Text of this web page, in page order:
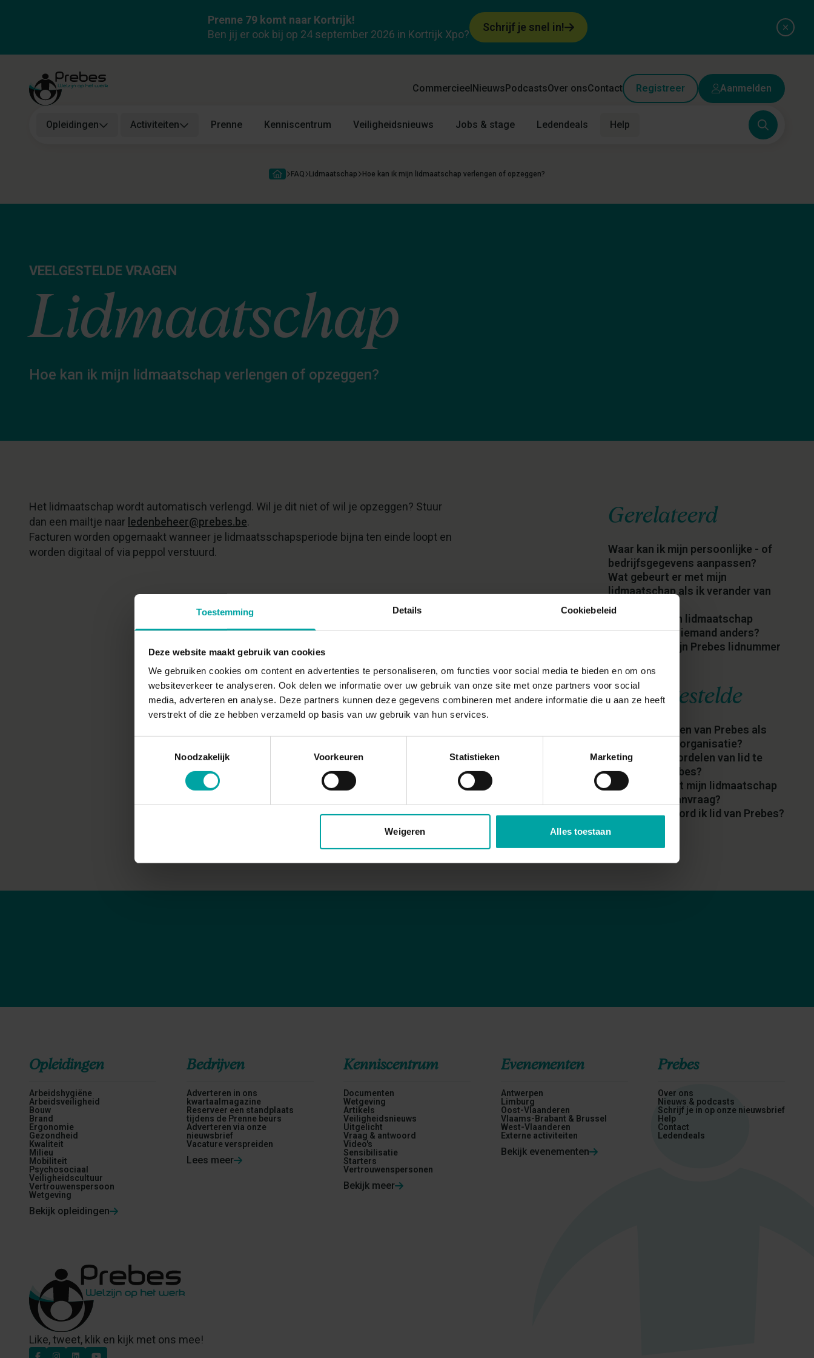
Toestemming Details Cookiebeleid
Deze website maakt gebruik van cookies
We gebruiken cookies om content en advertenties te personaliseren, om functies voor social media te bieden en om ons
websiteverkeer te analyseren. Ook delen we informatie over uw gebruik van onze site met onze partners voor social
media, adverteren en analyse. Deze partners kunnen deze gegevens combineren met andere informatie die u aan ze heeft
verstrekt of die ze hebben verzameld op basis van uw gebruik van hun services.
Noodzakelijk
Voorkeuren Statistieken Marketing
Weigeren Alles toestaan
Prenne 79 komt naar Kortrijk!
Ben jij er ook bij op 24 september 2026 in Kortrijk Xpo?
Schrijf je snel in!
CommercieelNieuwsPodcastsOver onsContact Registreer Aanmelden
Opleidingen Activiteiten Prenne Kenniscentrum Veiligheidsnieuws Jobs & stage Ledendeals Help
FAQ Lidmaatschap Hoe kan ik mijn lidmaatschap verlengen of opzeggen?
VEELGESTELDE VRAGEN
Lidmaatschap
Hoe kan ik mijn lidmaatschap verlengen of opzeggen?
Het lidmaatschap wordt automatisch verlengd. Wil je dit niet of wil je opzeggen? Stuur
dan een mailtje naar ledenbeheer@prebes.be.
Facturen worden opgemaakt wanneer je lidmaatsschapsperiode bijna ten einde loopt en
worden digitaal of via peppol verstuurd.
Gerelateerd
Waar kan ik mijn persoonlijke - of
bedrijfsgegevens aanpassen?
Wat gebeurt er met mijn
lidmaatschap als ik verander van
werkgever?
Hoe kan ik mijn lidmaatschap
overzetten op iemand anders?
Waar kan ik mijn Prebes lidnummer
Meest gestelde
Kan ik lid worden van Prebes als
firma/ bedrijf/ organisatie?
Wat zijn de voordelen van lid te
worden bij Prebes?
Wanneer wordt mijn lidmaatschap
actief na de aanvraag?
Hoe of waar word ik lid van Prebes?
Opleidingen
Arbeidshygiëne
Arbeidsveiligheid
Bouw
Brand
Ergonomie
Gezondheid
Kwaliteit
Milieu
Mobiliteit
Psychosociaal
Veiligheidscultuur
Vertrouwenspersoon
Wetgeving
Bekijk opleidingen
Bedrijven
Adverteren in ons
kwartaalmagazine
Reserveer een standplaats
tijdens de Prenne beurs
Adverteren via onze
nieuwsbrief
Vacature verspreiden
Lees meer
Kenniscentrum
Documenten
Wetgeving
Artikels
Veiligheidsnieuws
Uitgelicht
Vraag & antwoord
Video's
Sensibilisatie
Starters
Vertrouwenspersonen
Bekijk meer
Evenementen
Antwerpen
Limburg
Oost-Vlaanderen
Vlaams-Brabant & Brussel
West-Vlaanderen
Externe activiteiten
Bekijk evenementen
Prebes
Over ons
Nieuws & podcasts
Schrijf je in op onze nieuwsbrief
Help
Contact
Ledendeals
Like, tweet, klik en kijk met ons mee!